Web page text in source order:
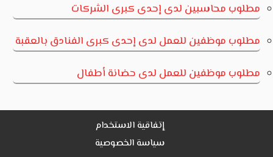
مطلوب محاسبين لدى إحدى كبرى الشركات
مطلوب موظفين للعمل لدى إحدى كبرى الفنادق بالعقبة
مطلوب موظفين للعمل لدى حضانة أطفال
إتفاقية الاستخدام
سياسة الخصوصية